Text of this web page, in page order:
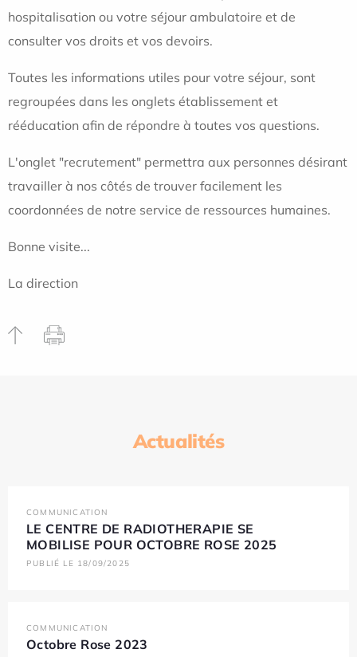
hospitalisation ou votre séjour ambulatoire et de
consulter vos droits et vos devoirs.
Toutes les informations utiles pour votre séjour, sont
regroupées dans les onglets établissement et
rééducation afin de répondre à toutes vos questions.
L'onglet "recrutement" permettra aux personnes désirant
travailler à nos côtés de trouver facilement les
coordonnées de notre service de ressources humaines.
Bonne visite...
La direction
Actualités
COMMUNICATION
LE CENTRE DE RADIOTHERAPIE SE
MOBILISE POUR OCTOBRE ROSE 2025
PUBLIÉ LE 18/09/2025
COMMUNICATION
Octobre Rose 2023